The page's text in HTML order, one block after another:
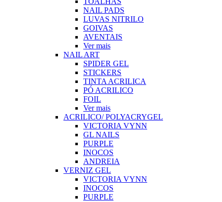
NAIL PADS
LUVAS NITRILO
GOIVAS
AVENTAIS
Ver mais
NAIL ART
SPIDER GEL
STICKERS
TINTA ACRILICA
PÓ ACRILICO
FOIL
Ver mais
ACRILICO/ POLYACRYGEL
VICTORIA VYNN
GL NAILS
PURPLE
INOCOS
ANDREIA
VERNIZ GEL
VICTORIA VYNN
INOCOS
PURPLE